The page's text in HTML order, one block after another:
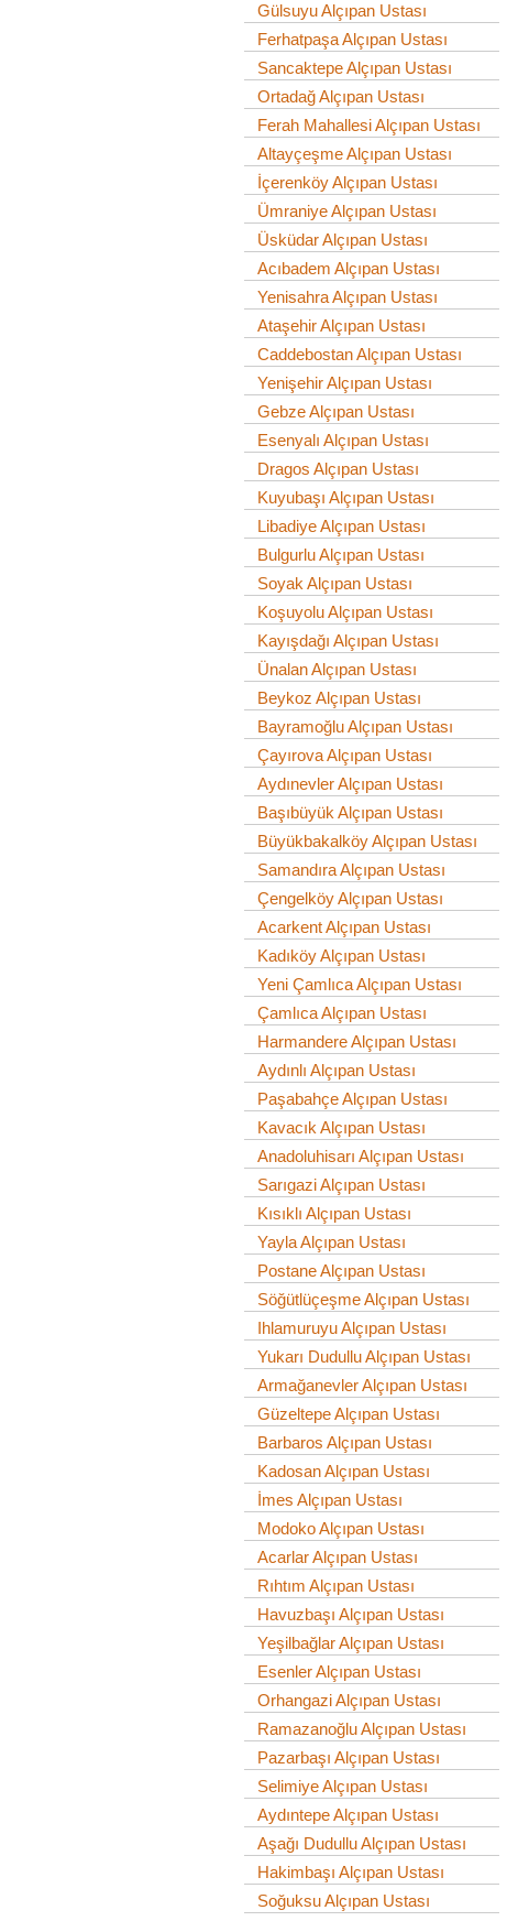
Gülsuyu Alçıpan Ustası
Ferhatpaşa Alçıpan Ustası
Sancaktepe Alçıpan Ustası
Ortadağ Alçıpan Ustası
Ferah Mahallesi Alçıpan Ustası
Altayçeşme Alçıpan Ustası
İçerenköy Alçıpan Ustası
Ümraniye Alçıpan Ustası
Üsküdar Alçıpan Ustası
Acıbadem Alçıpan Ustası
Yenisahra Alçıpan Ustası
Ataşehir Alçıpan Ustası
Caddebostan Alçıpan Ustası
Yenişehir Alçıpan Ustası
Gebze Alçıpan Ustası
Esenyalı Alçıpan Ustası
Dragos Alçıpan Ustası
Kuyubaşı Alçıpan Ustası
Libadiye Alçıpan Ustası
Bulgurlu Alçıpan Ustası
Soyak Alçıpan Ustası
Koşuyolu Alçıpan Ustası
Kayışdağı Alçıpan Ustası
Ünalan Alçıpan Ustası
Beykoz Alçıpan Ustası
Bayramoğlu Alçıpan Ustası
Çayırova Alçıpan Ustası
Aydınevler Alçıpan Ustası
Başıbüyük Alçıpan Ustası
Büyükbakalköy Alçıpan Ustası
Samandıra Alçıpan Ustası
Çengelköy Alçıpan Ustası
Acarkent Alçıpan Ustası
Kadıköy Alçıpan Ustası
Yeni Çamlıca Alçıpan Ustası
Çamlıca Alçıpan Ustası
Harmandere Alçıpan Ustası
Aydınlı Alçıpan Ustası
Paşabahçe Alçıpan Ustası
Kavacık Alçıpan Ustası
Anadoluhisarı Alçıpan Ustası
Sarıgazi Alçıpan Ustası
Kısıklı Alçıpan Ustası
Yayla Alçıpan Ustası
Postane Alçıpan Ustası
Söğütlüçeşme Alçıpan Ustası
Ihlamuruyu Alçıpan Ustası
Yukarı Dudullu Alçıpan Ustası
Armağanevler Alçıpan Ustası
Güzeltepe Alçıpan Ustası
Barbaros Alçıpan Ustası
Kadosan Alçıpan Ustası
İmes Alçıpan Ustası
Modoko Alçıpan Ustası
Acarlar Alçıpan Ustası
Rıhtım Alçıpan Ustası
Havuzbaşı Alçıpan Ustası
Yeşilbağlar Alçıpan Ustası
Esenler Alçıpan Ustası
Orhangazi Alçıpan Ustası
Ramazanoğlu Alçıpan Ustası
Pazarbaşı Alçıpan Ustası
Selimiye Alçıpan Ustası
Aydıntepe Alçıpan Ustası
Aşağı Dudullu Alçıpan Ustası
Hakimbaşı Alçıpan Ustası
Soğuksu Alçıpan Ustası